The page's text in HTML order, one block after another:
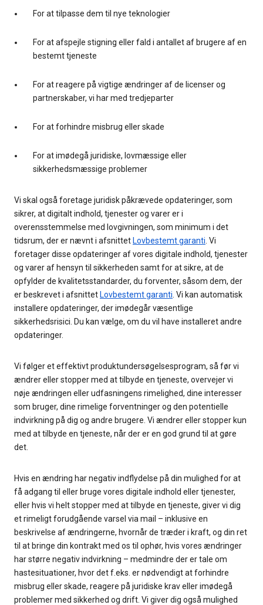
For at tilpasse dem til nye teknologier
For at afspejle stigning eller fald i antallet af brugere af en
bestemt tjeneste
For at reagere på vigtige ændringer af de licenser og
partnerskaber, vi har med tredjeparter
For at forhindre misbrug eller skade
For at imødegå juridiske, lovmæssige eller
sikkerhedsmæssige problemer
Vi skal også foretage juridisk påkrævede opdateringer, som
sikrer, at digitalt indhold, tjenester og varer er i
overensstemmelse med lovgivningen, som minimum i det
tidsrum, der er nævnt i afsnittet Lovbestemt garanti . Vi
foretager disse opdateringer af vores digitale indhold, tjenester
og varer af hensyn til sikkerheden samt for at sikre, at de
opfylder de kvalitetsstandarder, du forventer, såsom dem, der
er beskrevet i afsnittet Lovbestemt garanti . Vi kan automatisk
installere opdateringer, der imødegår væsentlige
sikkerhedsrisici. Du kan vælge, om du vil have installeret andre
opdateringer.
Vi følger et effektivt produktundersøgelsesprogram, så før vi
ændrer eller stopper med at tilbyde en tjeneste, overvejer vi
nøje ændringen eller udfasningens rimelighed, dine interesser
som bruger, dine rimelige forventninger og den potentielle
indvirkning på dig og andre brugere. Vi ændrer eller stopper kun
med at tilbyde en tjeneste, når der er en god grund til at gøre
det.
Hvis en ændring har negativ indflydelse på din mulighed for at
få adgang til eller bruge vores digitale indhold eller tjenester,
eller hvis vi helt stopper med at tilbyde en tjeneste, giver vi dig
et rimeligt forudgående varsel via mail – inklusive en
beskrivelse af ændringerne, hvornår de træder i kraft, og din ret
til at bringe din kontrakt med os til ophør, hvis vores ændringer
har større negativ indvirkning – medmindre der er tale om
hastesituationer, hvor det f.eks. er nødvendigt at forhindre
misbrug eller skade, reagere på juridiske krav eller imødegå
problemer med sikkerhed og drift. Vi giver dig også mulighed